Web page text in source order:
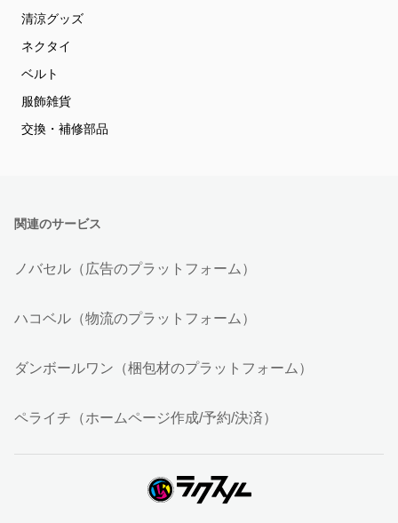
清涼グッズ
ネクタイ
ベルト
服飾雑貨
交換・補修部品
関連のサービス
ノバセル（広告のプラットフォーム）
ハコベル（物流のプラットフォーム）
ダンボールワン（梱包材のプラットフォーム）
ペライチ（ホームページ作成/予約/決済）